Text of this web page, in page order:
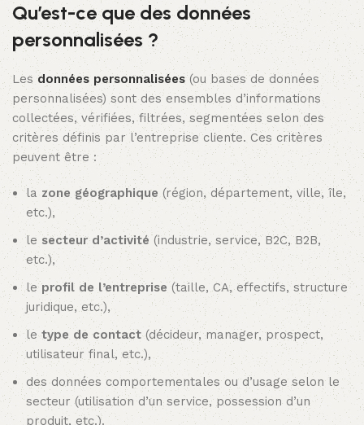
Qu’est-ce que des données
personnalisées ?
Les données personnalisées(ou bases de données
personnalisées) sont des ensembles d’informations
collectées, vérifiées, filtrées, segmentées selon des
critères définis par l’entreprise cliente. Ces critères
peuvent être :
la zone géographique (région, département, ville, île,
etc.),
le secteur d’activité(industrie, service, B2C, B2B,
etc.),
leprofil de l’entreprise(taille, CA, effectifs, structure
juridique, etc.),
letype de contact(décideur, manager, prospect,
utilisateur final, etc.),
des données comportementales ou d’usage selon le
secteur (utilisation d’un service, possession d’un
produit, etc.).